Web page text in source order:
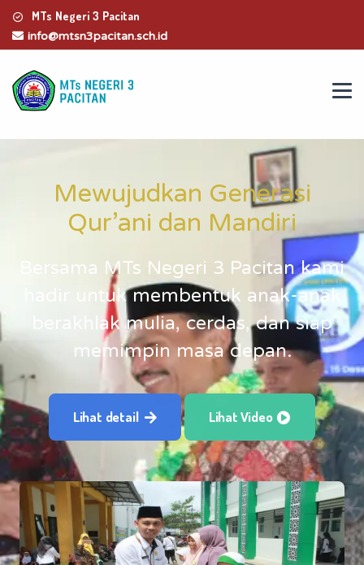
MTs Negeri 3 Pacitan
info@mtsn3pacitan.sch.id
Mewujudkan Generasi
Qur’ani dan Mandiri
Bersama MTs Negeri 3 Pacitan kami
hadir untuk membentuk anak-anak
berakhlak mulia, cerdas, dan siap
memimpin masa depan.
Lihat detail Lihat Video